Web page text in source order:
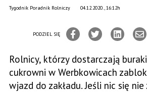
04.12.2020., 16:12h
Tygodnik Poradnik Rolniczy
PODZIEL SIĘ
Rolnicy, którzy dostarczają
cukrowni w Werbkowicach
wjazd do zakładu. Jeśli nic się